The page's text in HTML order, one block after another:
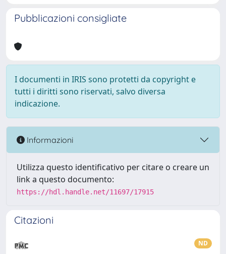
Pubblicazioni consigliate
I documenti in IRIS sono protetti da copyright e
tutti i diritti sono riservati, salvo diversa
indicazione.
Informazioni
Utilizza questo identificativo per citare o creare un
link a questo documento:
https://hdl.handle.net/11697/17915
Citazioni
ND